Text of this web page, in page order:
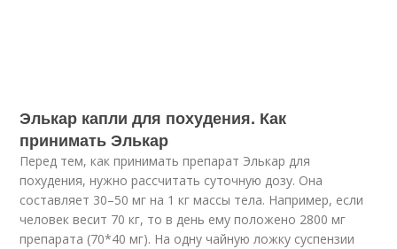
Элькар капли для похудения. Как
принимать Элькар
Перед тем, как принимать препарат Элькар для
похудения, нужно рассчитать суточную дозу. Она
составляет 30–50 мг на 1 кг массы тела. Например, если
человек весит 70 кг, то в день ему положено 2800 мг
препарата (70*40 мг). На одну чайную ложку суспензии